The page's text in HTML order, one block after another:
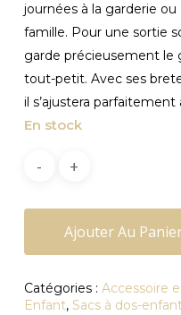
journées à la garderie ou
famille. Pour une sortie
garde précieusement le
tout-petit. Avec ses
il s’ajustera
En stock
Ajouter Au
Catégories : Accessoire
Enfant, Sacs à dos-